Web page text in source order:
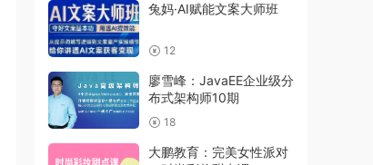
兔妈·AI赋能文案大师班
12
廖雪峰：JavaEE企业级分
布式架构师10期
18
大鹏教育：完美女性派对